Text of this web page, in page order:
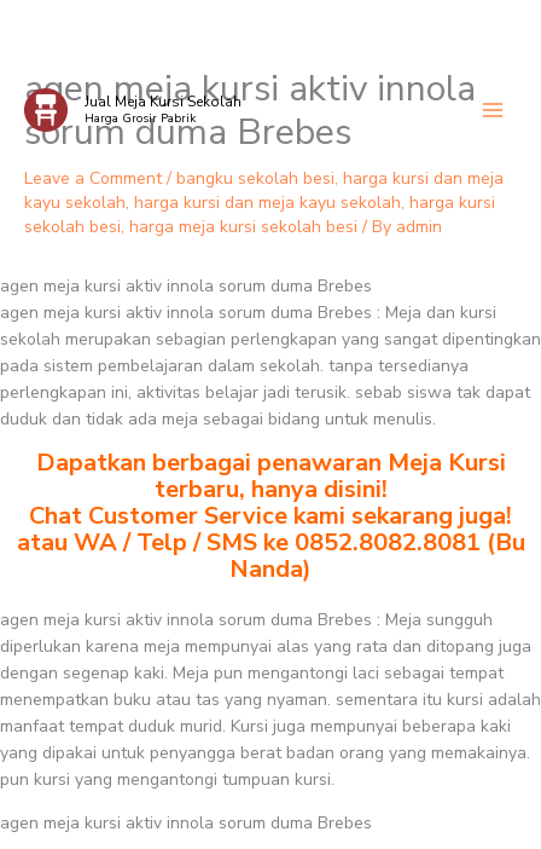
Skip
content
Jual Meja Kursi Sekolah
Harga Grosir Pabrik
agen meja kursi aktiv innola
sorum duma Brebes
Leave a Comment / bangku sekolah besi, harga kursi dan meja
kayu sekolah, harga kursi dan meja kayu sekolah, harga kursi
sekolah besi, harga meja kursi sekolah besi / By admin
agen meja kursi aktiv innola sorum duma Brebes
agen meja kursi aktiv innola sorum duma Brebes : Meja dan kursi
sekolah merupakan sebagian perlengkapan yang sangat dipentingkan
pada sistem pembelajaran dalam sekolah. tanpa tersedianya
perlengkapan ini, aktivitas belajar jadi terusik. sebab siswa tak dapat
duduk dan tidak ada meja sebagai bidang untuk menulis.
Dapatkan berbagai penawaran Meja Kursi
terbaru, hanya disini!
Chat Customer Service kami sekarang juga!
atau WA / Telp / SMS ke 0852.8082.8081 (Bu
Nanda)
agen meja kursi aktiv innola sorum duma Brebes : Meja sungguh
diperlukan karena meja mempunyai alas yang rata dan ditopang juga
dengan segenap kaki. Meja pun mengantongi laci sebagai tempat
menempatkan buku atau tas yang nyaman. sementara itu kursi adalah
manfaat tempat duduk murid. Kursi juga mempunyai beberapa kaki
yang dipakai untuk penyangga berat badan orang yang memakainya.
pun kursi yang mengantongi tumpuan kursi.
agen meja kursi aktiv innola sorum duma Brebes